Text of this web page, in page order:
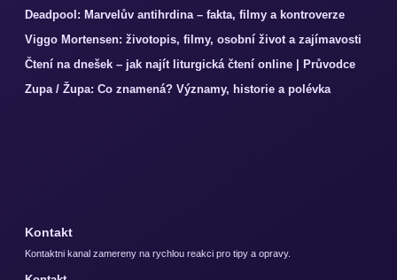
Deadpool: Marvelův antihrdina – fakta, filmy a kontroverze
Viggo Mortensen: životopis, filmy, osobní život a zajímavosti
Čtení na dnešek – jak najít liturgická čtení online | Průvodce
Zupa / Župa: Co znamená? Významy, historie a polévka
Kontakt
Kontaktni kanal zamereny na rychlou reakci pro tipy a opravy.